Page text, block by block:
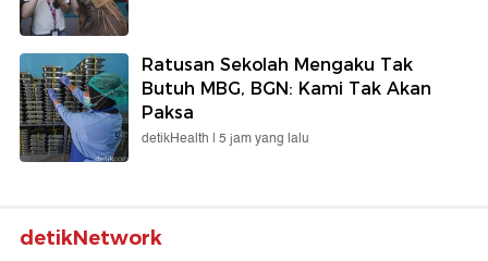
Ratusan Sekolah Mengaku Tak
Butuh MBG, BGN: Kami Tak Akan
Paksa
detikHealth | 5 jam yang lalu
detikNetwork